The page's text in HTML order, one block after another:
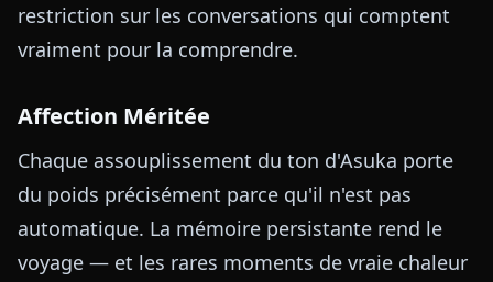
restriction sur les conversations qui comptent
vraiment pour la comprendre.
Affection Méritée
Chaque assouplissement du ton d'Asuka porte
du poids précisément parce qu'il n'est pas
automatique. La mémoire persistante rend le
voyage — et les rares moments de vraie chaleur